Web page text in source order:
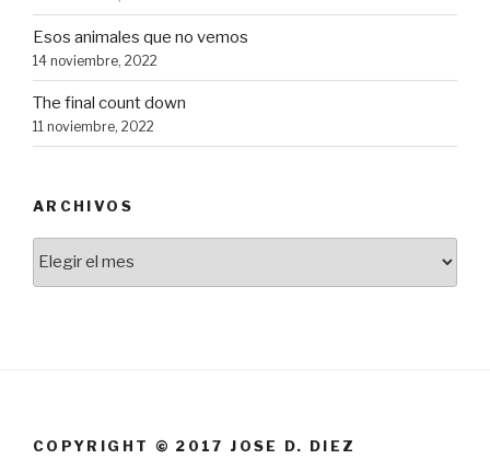
Esos animales que no vemos
14 noviembre, 2022
The final count down
11 noviembre, 2022
ARCHIVOS
COPYRIGHT © 2017 JOSE D. DIEZ